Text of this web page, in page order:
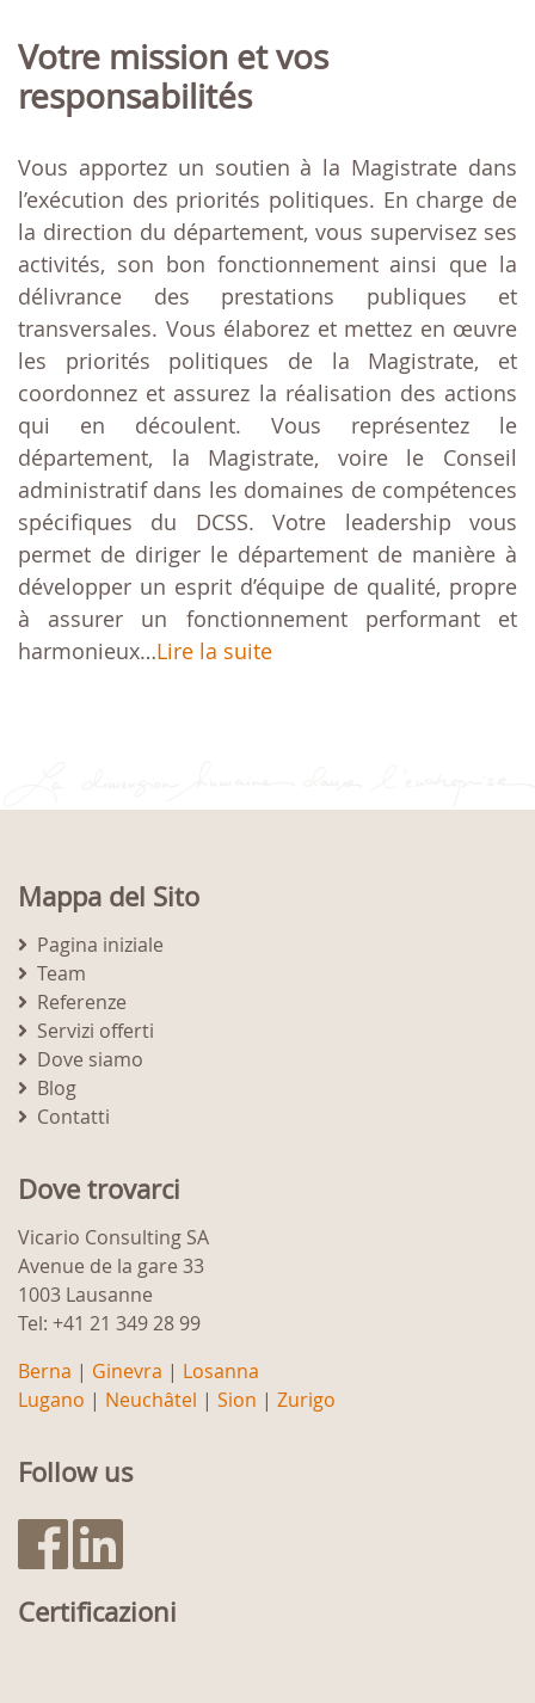
Votre mission et vos
responsabilités
Vous apportez un soutien à la Magistrate dans
l’exécution des priorités politiques. En charge de
la direction du département, vous supervisez ses
activités, son bon fonctionnement ainsi que la
délivrance des prestations publiques et
transversales. Vous élaborez et mettez en œuvre
les priorités politiques de la Magistrate, et
coordonnez et assurez la réalisation des actions
qui en découlent. Vous représentez le
département, la Magistrate, voire le Conseil
administratif dans les domaines de compétences
spécifiques du DCSS. Votre leadership vous
permet de diriger le département de manière à
développer un esprit d’équipe de qualité, propre
à assurer un fonctionnement performant et
harmonieux…Lire la suite
Mappa del Sito
Pagina iniziale
Team
Referenze
Servizi offerti
Dove siamo
Blog
Contatti
Dove trovarci
Vicario Consulting SA
Avenue de la gare 33
1003 Lausanne
Tel: +41 21 349 28 99
Berna | Ginevra | Losanna
Lugano | Neuchâtel | Sion | Zurigo
Follow us
Certificazioni